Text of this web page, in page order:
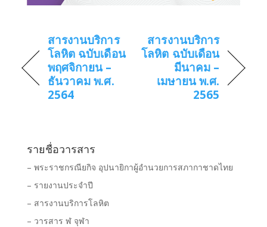
สารงานบริการ
โลหิต ฉบับเดือน
พฤศจิกายน –
ธันวาคม พ.ศ.
2564
สารงานบริการ
โลหิต ฉบับเดือน
มีนาคม –
เมษายน พ.ศ.
2565
รายชื่อวารสาร
– พระราชกรณียกิจ อุปนายิกาผู้อำนวยการสภากาชาดไทย
– รายงานประจำปี
– สารงานบริการโลหิต
– วารสาร ฬ จุฬา